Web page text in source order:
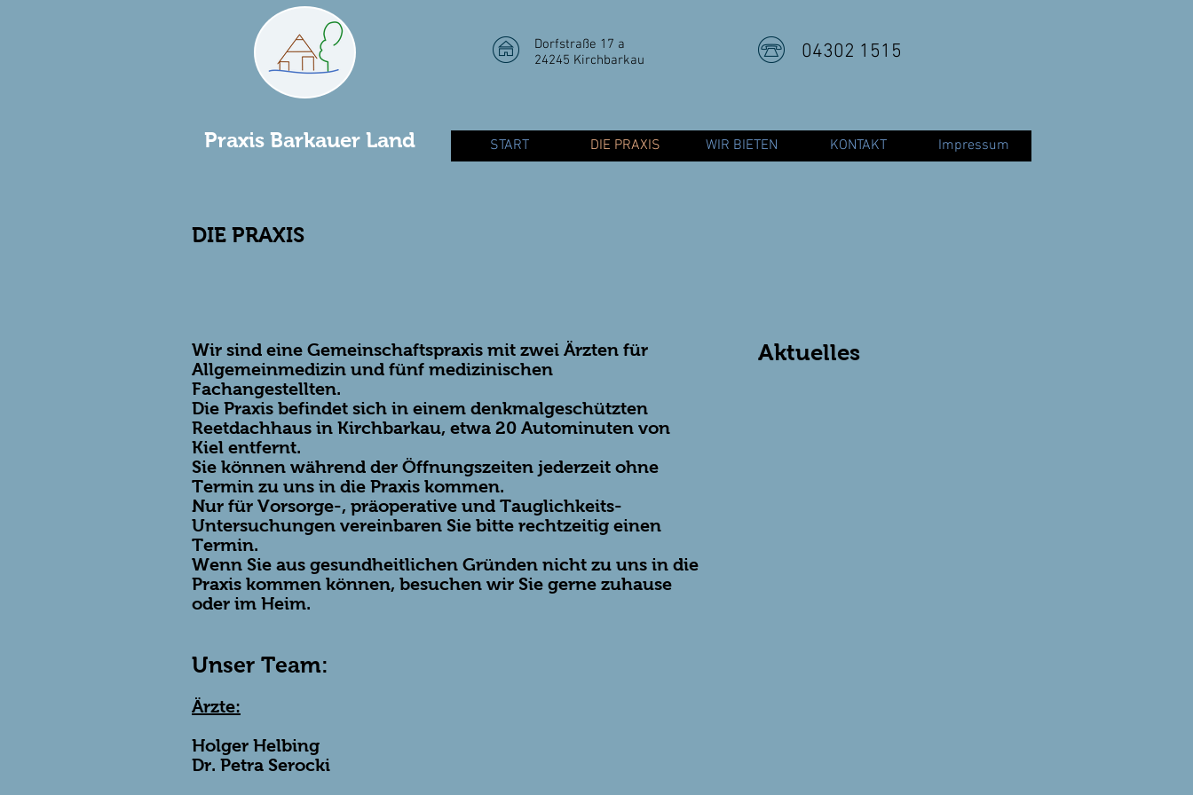
Praxis Barkauer Land
Dorfstraße 17 a
24245 Kirchbarkau
04302 1515
START DIE PRAXIS WIR BIETEN KONTAKT Impressum
Wir sind eine Gemeinschaftspraxis mit zwei Ärzten für
Allgemeinmedizin und fünf medizinischen
Fachangestellten.
Die Praxis befindet sich in einem denkmalgeschützten
Reetdachhaus in Kirchbarkau, etwa 20 Autominuten von
Kiel entfernt.
Sie können während der Öffnungszeiten jederzeit ohne
Termin zu uns in die Praxis kommen.
Nur für Vorsorge-, präoperative und Tauglichkeits-
Untersuchungen vereinbaren Sie bitte rechtzeitig einen
Termin.
Wenn Sie aus gesundheitlichen Gründen nicht zu uns in die
Praxis kommen können, besuchen wir Sie gerne zuhause
oder im Heim.
Unser Team:
Ärzte:
Holger Helbing
Dr. Petra Serocki
DIE PRAXIS
Aktuelles